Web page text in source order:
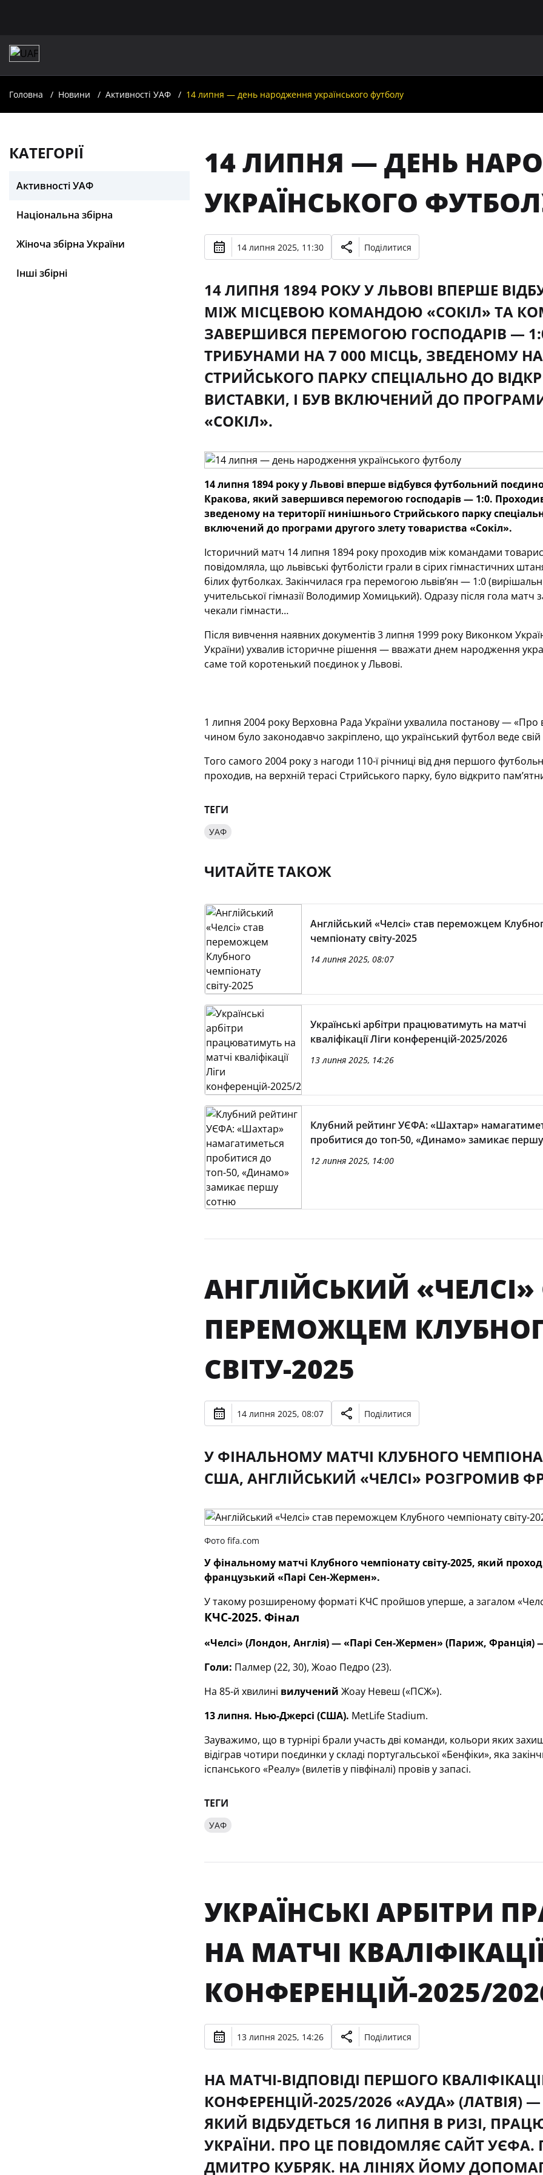
Головна Новини Активності УАФ 14 липня — день народження українського футболу
КАТЕГОРІЇ
Активності УАФ
Національна збірна
Жіноча збірна України
Інші збірні
14 ЛИПНЯ — ДЕНЬ
УКРАЇНСЬКОГО
14 липня 2025, 11:30 Поділитися
14 ЛИПНЯ 1894 РОКУ У ЛЬВОВІ ВПЕРШЕ
МІЖ МІСЦЕВОЮ КОМАНДОЮ «СОКІЛ» ТА
ЗАВЕРШИВСЯ ПЕРЕМОГОЮ ГОСПОДАРІВ —
ТРИБУНАМИ НА 7 000 МІСЦЬ, ЗВЕДЕНОМУ
СТРИЙСЬКОГО ПАРКУ СПЕЦІАЛЬНО ДО
ВИСТАВКИ, І БУВ ВКЛЮЧЕНИЙ ДО
«СОКІЛ».
14 липня 1894 року у Львові вперше відбувся футбольний
Кракова, який завершився перемогою господарів — 1:0.
зведеному на території нинішнього Стрийського парку
включений до програми другого злету товариства «Сокіл».
Історичний матч 14 липня 1894 року проходив між командами
повідомляла, що львівські футболісти грали в сірих гімнастичних
білих футболках. Закінчилася гра перемогою львів’ян — 1:0
учительської гімназії Володимир Хомицький). Одразу після гола матч
чекали гімнасти…
Після вивчення наявних документів 3 липня 1999 року Виконком
України) ухвалив історичне рішення — вважати днем народження
саме той коротенький поєдинок у Львові.
1 липня 2004 року Верховна Рада України ухвалила постанову — «Про
чином було законодавчо закріплено, що український футбол веде свій
Того самого 2004 року з нагоди 110-ї річниці від дня першого
проходив, на верхній терасі Стрийського парку, було відкрито
ТЕГИ
УАФ
ЧИТАЙТЕ ТАКОЖ
Англійський «Челсі» став переможцем
чемпіонату світу-2025
14 липня 2025, 08:07
Українські арбітри працюватимуть на матчі
кваліфікації Ліги конференцій-2025/2026
13 липня 2025, 14:26
Клубний рейтинг УЄФА: «Шахтар»
пробитися до топ-50, «Динамо» замикає
12 липня 2025, 14:00
АНГЛІЙСЬКИЙ «ЧЕЛСІ»
ПЕРЕМОЖЦЕМ
СВІТУ-2025
14 липня 2025, 08:07 Поділитися
У ФІНАЛЬНОМУ МАТЧІ КЛУБНОГО
США, АНГЛІЙСЬКИЙ «ЧЕЛСІ» РОЗГРОМИВ
Фото fifa.com
У фінальному матчі Клубного чемпіонату світу-2025, який
французький «Парі Сен-Жермен».
У такому розширеному форматі КЧС пройшов уперше, а загалом
КЧС-2025. Фінал
«Челсі» (Лондон, Англія) — «Парі Сен-Жермен» (Париж, Франція)
Голи: Палмер (22, 30), Жоао Педро (23).
На 85-й хвилині вилучений Жоау Невеш («ПСЖ»).
13 липня. Нью-Джерсі (США). MetLife Stadium.
Зауважимо, що в турнірі брали участь дві команди, кольори яких
відіграв чотири поєдинки у складі португальської «Бенфіки», яка
іспанського «Реалу» (вилетів у півфіналі) провів у запасі.
ТЕГИ
УАФ
УКРАЇНСЬКІ АРБІТРИ
НА МАТЧІ
КОНФЕРЕНЦІЙ-2025/
13 липня 2025, 14:26 Поділитися
НА МАТЧІ-ВІДПОВІДІ ПЕРШОГО
КОНФЕРЕНЦІЙ-2025/2026 «АУДА» (ЛАТВІЯ)
ЯКИЙ ВІДБУДЕТЬСЯ 16 ЛИПНЯ В РИЗІ,
УКРАЇНИ. ПРО ЦЕ ПОВІДОМЛЯЄ САЙТ
ДМИТРО КУБРЯК. НА ЛІНІЯХ ЙОМУ